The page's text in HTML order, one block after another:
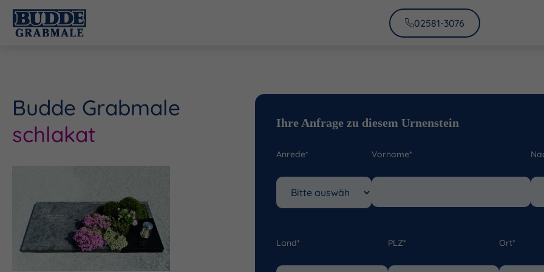
02581-3076
Budde Grabmale
schlakat
Ihre Anfrage zu diesem Urnenstein
Anrede* Vorname*
Land* PLZ* Ort*